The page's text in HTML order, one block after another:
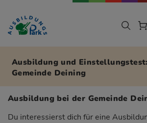
Zur Navigation springen
Zu den Hauptinhalten springen
Ausbildung und Einstellungstest:
Gemeinde Deining
Ausbildung bei der Gemeinde
Du interessierst dich für eine